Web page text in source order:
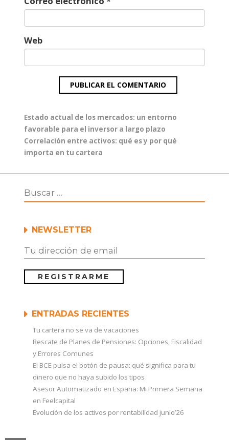
Web
Navegación
de
entradas
Entrada
anterior:
Estado actual de los mercados: un entorno
favorable para el inversor a largo plazo
Entrada
siguiente:
Correlación entre activos: qué es y por qué
importa en tu cartera
NEWSLETTER
ENTRADAS RECIENTES
Tu cartera no se va de vacaciones
Rescate de Planes de Pensiones: Opciones, Fiscalidad
y Errores Comunes
El BCE pulsa el botón de pausa: qué significa para tu
dinero que no haya subido los tipos
Asesor Automatizado en España: Mi Primera Semana
en Feelcapital
Evolución de los activos por rentabilidad junio’26